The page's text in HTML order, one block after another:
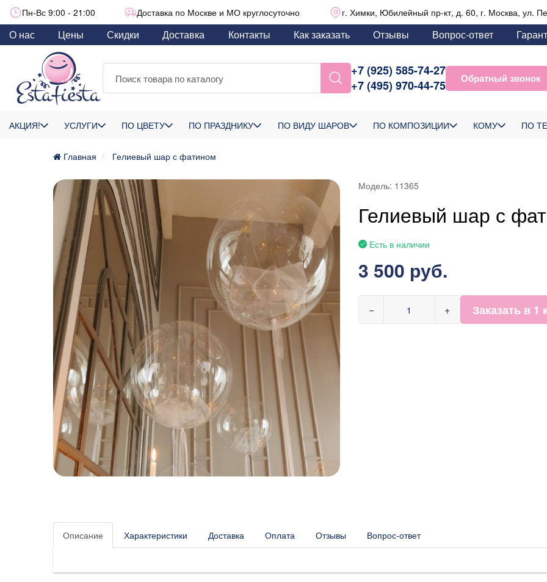
Пн-Вс 9:00 - 21:00 Доставка по Москве и МО круглосуточно г. Химки, Юбилейный пр-кт, д. 60, г. Москва, ул.
О нас Цены Скидки Доставка Контакты Как заказать Отзывы Вопрос-ответ
+7 (925) 585-74-27
+7 (495) 970-44-75
Обратный звонок
АКЦИЯ! УСЛУГИ ПО ЦВЕТУ ПО ПРАЗДНИКУ ПО ВИДУ ШАРОВ ПО КОМПОЗИЦИИ КОМУ ПО
Главная Гелиевый шар с фатином
Модель: 11365
Гелиевый шар с
Есть в наличии
3 500 руб.
− + Заказать в 1
Описание Характеристики Доставка Оплата Отзывы Вопрос-ответ